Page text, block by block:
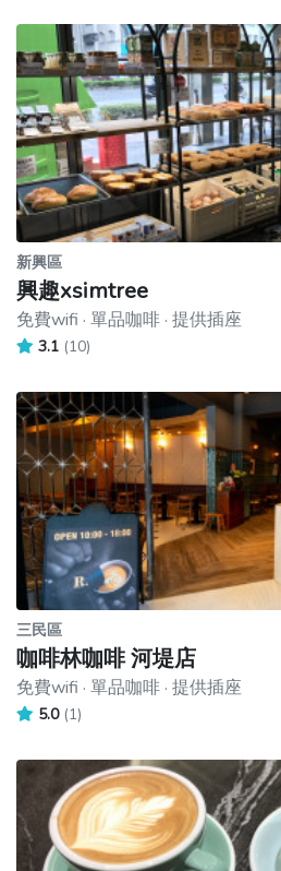
新興區
興趣xsimtree
免費wifi · 單品咖啡 · 提供插座
3.1 (10)
三民區
咖啡林咖啡 河堤店
免費wifi · 單品咖啡 · 提供插座
5.0 (1)